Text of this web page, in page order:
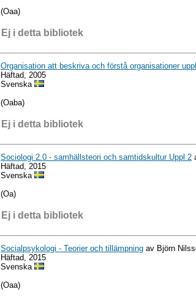
(Oaa)
Ej i detta bibliotek
Organisation att beskriva och förstå organisationer
Häftad, 2005
Svenska
(Oaba)
Ej i detta bibliotek
Sociologi 2.0 - samhällsteori och samtidskultur Uppl 2
Häftad, 2015
Svenska
(Oa)
Ej i detta bibliotek
Socialpsykologi - Teorier och tillämpning av Björn
Häftad, 2015
Svenska
(Oaa)